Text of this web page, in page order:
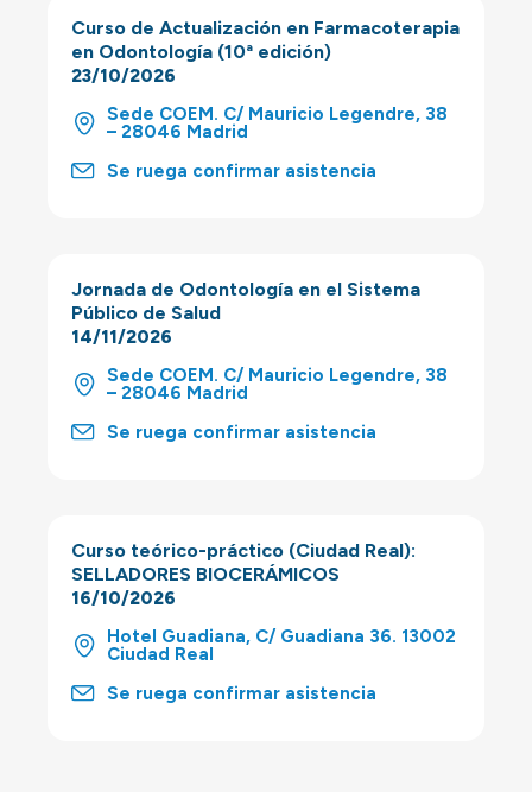
Curso de Actualización en Farmacoterapia
en Odontología (10ª edición)
23/10/2026
Sede COEM. C/ Mauricio Legendre, 38
– 28046 Madrid
Se ruega confirmar asistencia
Jornada de Odontología en el Sistema
Público de Salud
14/11/2026
Sede COEM. C/ Mauricio Legendre, 38
– 28046 Madrid
Se ruega confirmar asistencia
Curso teórico-práctico (Ciudad Real):
SELLADORES BIOCERÁMICOS
16/10/2026
Hotel Guadiana, C/ Guadiana 36. 13002
Ciudad Real
Se ruega confirmar asistencia